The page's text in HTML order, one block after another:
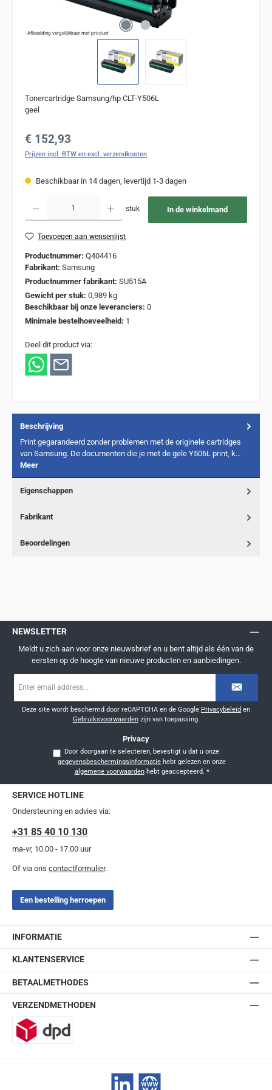
Afbeelding vergelijkbaar met product
Tonercartridge Samsung/hp CLT-Y506L
geel
Normale prijs:
€ 152,93
Prijzen incl. BTW en excl. verzendkosten
Beschikbaar in 14 dagen, levertijd 1-3 dagen
stuk In de winkelmand
Toevoegen aan wensenlijst
Productnummer: Q404416
Fabrikant: Samsung
Productnummer fabrikant: SU515A
Gewicht per stuk: 0,989 kg
Beschikbaar bij onze leveranciers: 0
Minimale bestelhoeveelheid: 1
Deel dit product via:
Beschrijving
Print gegarandeerd zonder problemen met de originele cartridges
van Samsung. De documenten die je met de gele Y506L print, k…
Meer
Eigenschappen
Fabrikant
Beoordelingen
NEWSLETTER
Meldt u zich aan voor onze nieuwsbrief en u bent altijd als één van de
eersten op de hoogte van nieuwe producten en aanbiedingen.
mailadres
Deze site wordt beschermd door reCAPTCHA en de Google Privacybeleid en
Gebruiksvoorwaardenzijn van toepassing.
Privacy
Door doorgaan te selecteren, bevestigt u dat u onze
gegevensbeschermingsinformatie
algemene voorwaardenhebt geaccepteerd. *
SERVICE HOTLINE
Ondersteuning en advies via:
+31 85 40 10 130
ma-vr, 10.00 - 17.00 uur
Of via ons contactformulier.
Een bestelling herroepen
INFORMATIE
KLANTENSERVICE
BETAALMETHODES
VERZENDMETHODEN
LinkedIn Website